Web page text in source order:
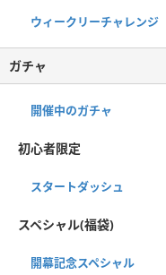
ウィークリーチャレンジ
ガチャ
開催中のガチャ
初心者限定
スタートダッシュ
スペシャル(福袋)
開幕記念スペシャル